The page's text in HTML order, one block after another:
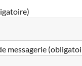
messagerie